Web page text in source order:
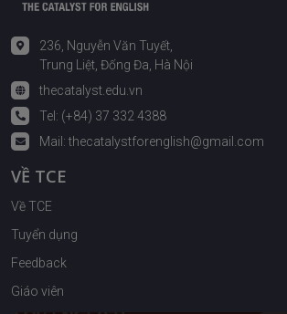
236, Nguyễn Văn Tuyết,
Trung Liệt, Đống Đa, Hà Nội
thecatalyst.edu.vn
Tel: (+84) 37 332 4388
Mail: thecatalystforenglish@gmail.com
VỀ TCE
Về TCE
Tuyển dụng
Feedback
Giáo viên